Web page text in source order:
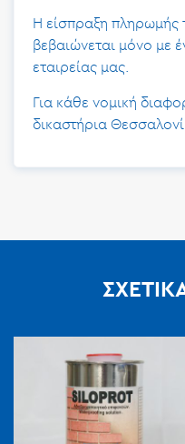
Η είσπραξη πληρωμής
βεβαιώνεται μόνο με
εταιρείας μας.
Για κάθε νομική
δικαστήρια